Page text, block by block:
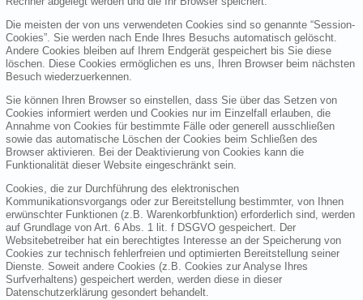
Die meisten der von uns verwendeten Cookies sind so genannte “Session-
Cookies”. Sie werden nach Ende Ihres Besuchs automatisch gelöscht.
Andere Cookies bleiben auf Ihrem Endgerät gespeichert bis Sie diese
löschen. Diese Cookies ermöglichen es uns, Ihren Browser beim nächsten
Besuch wiederzuerkennen.
Sie können Ihren Browser so einstellen, dass Sie über das Setzen von
Cookies informiert werden und Cookies nur im Einzelfall erlauben, die
Annahme von Cookies für bestimmte Fälle oder generell ausschließen
sowie das automatische Löschen der Cookies beim Schließen des
Browser aktivieren. Bei der Deaktivierung von Cookies kann die
Funktionalität dieser Website eingeschränkt sein.
Cookies, die zur Durchführung des elektronischen
Kommunikationsvorgangs oder zur Bereitstellung bestimmter, von Ihnen
erwünschter Funktionen (z.B. Warenkorbfunktion) erforderlich sind, werden
auf Grundlage von Art. 6 Abs. 1 lit. f DSGVO gespeichert. Der
Websitebetreiber hat ein berechtigtes Interesse an der Speicherung von
Cookies zur technisch fehlerfreien und optimierten Bereitstellung seiner
Dienste. Soweit andere Cookies (z.B. Cookies zur Analyse Ihres
Surfverhaltens) gespeichert werden, werden diese in dieser
Datenschutzerklärung gesondert behandelt.